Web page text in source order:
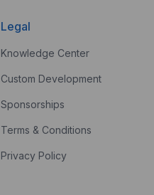
Legal
Knowledge Center
Custom Development
Sponsorships
Terms & Conditions
Privacy Policy